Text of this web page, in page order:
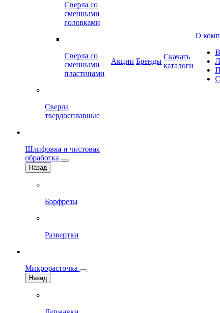
Сверла со
сменными
головками
Сверла со
сменными
пластинами
Сверла
твердосплавные
Шлифовка и чистовая
обработка
Назад
Борфрезы
Развертки
Микрорасточка
Назад
Акции Бренды
Скачать
каталоги
О